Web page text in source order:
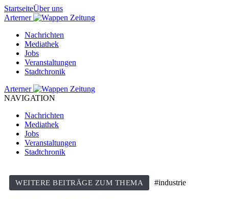
StartseiteÜber uns
Arterner
Zeitung
Nachrichten
Mediathek
Jobs
Veranstaltungen
Stadtchronik
Arterner
Zeitung
NAVIGATION
Nachrichten
Mediathek
Jobs
Veranstaltungen
Stadtchronik
WEITERE BEITRÄGE ZUM THEMA #industrie